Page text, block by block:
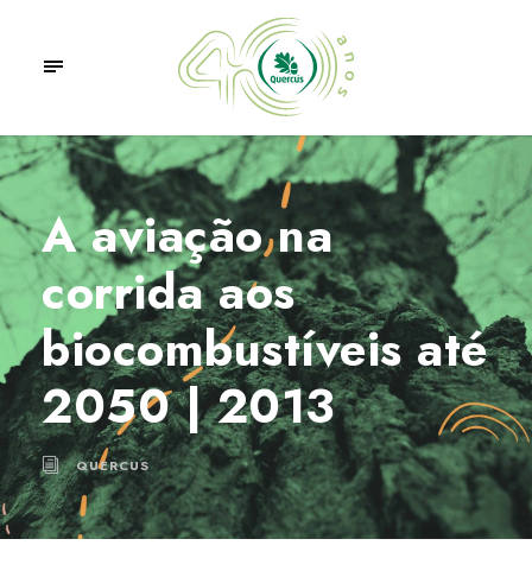
A aviação na
corrida aos
biocombustíveis até
2050 | 2013
QUERCUS